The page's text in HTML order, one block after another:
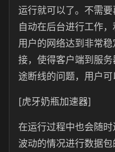
运行就可以了。不需
自动在后台进行工作
用户的网络达到非常
接，使得客户端到服
途断线的问题，用户可
[虎牙奶瓶加速器]
在运行过程中也会随
波动的情况进行数据